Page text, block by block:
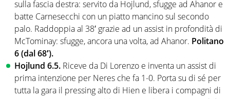
sulla fascia destra: servito da Hojlund, sfugge ad Ahanor e
batte Carnesecchi con un piatto mancino sul secondo
palo. Raddoppia al 38′ grazie ad un assist in profondità di
McTominay: sfugge, ancora una volta, ad Ahanor. Politano
6 (dal 68′).
Hojlund 6.5. Riceve da Di Lorenzo e inventa un assist di
prima intenzione per Neres che fa 1-0. Porta su di sé per
tutta la gara il pressing alto di Hien e libera i compagni di